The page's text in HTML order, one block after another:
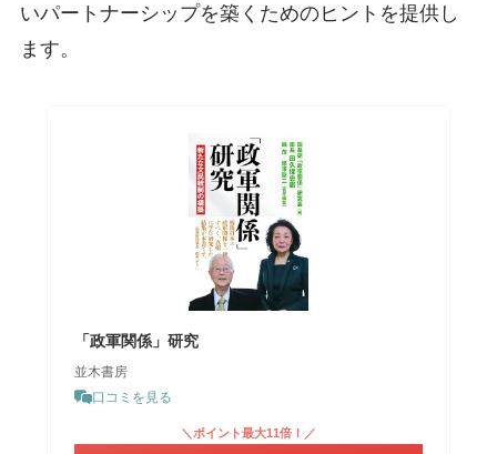
いパートナーシップを築くためのヒントを提供し
ます。
「政軍関係」研究
並木書房
口コミを見る
＼ポイント最大11倍！／